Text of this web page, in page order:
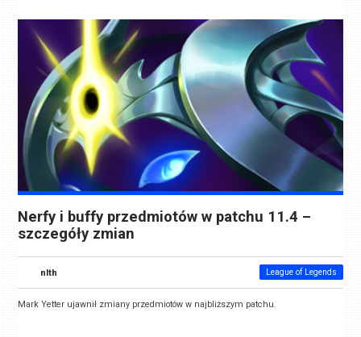
Nerfy i buffy przedmiotów w patchu 11.4 –
szczegóły zmian
nlth League of Legends
Mark Yetter ujawnił zmiany przedmiotów w najbliższym patchu.